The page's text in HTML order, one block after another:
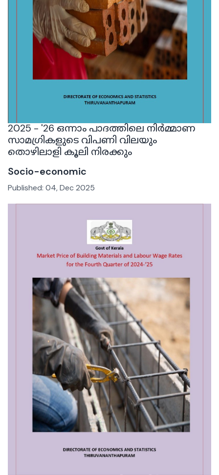
2025 - '26 ഒന്നാം പാദത്തിലെ നിർമ്മാണ
സാമഗ്രികളുടെ വിപണി വിലയും
തൊഴിലാളി കൂലി നിരക്കും
Socio-economic
Published: 04, Dec 2025